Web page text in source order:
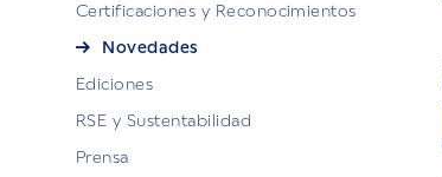
Certificaciones y Reconocimientos
Novedades
Ediciones
RSE y Sustentabilidad
Prensa